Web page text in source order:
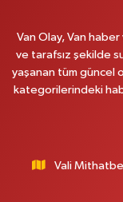
MAHMUDİYE
0 (531) 621 69 65
Onay Eczanesi
MERAŞEL FEVZİ
Yenı Derman
Van Olay, Van
ve tarafsız şekilde
yaşanan tüm güncel
kategorilerindeki
Vali